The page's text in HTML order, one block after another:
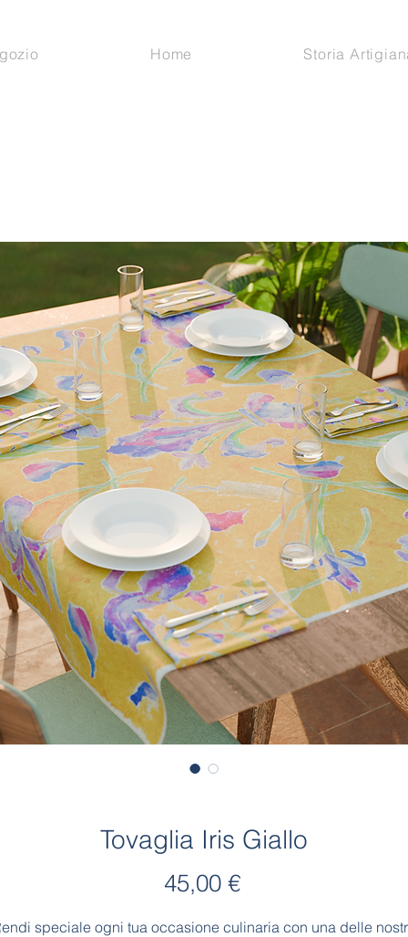
Home Storia
Tovaglia Iris Giallo
45,00 €Prezzo
speciale ogni tua occasione culinaria con una delle